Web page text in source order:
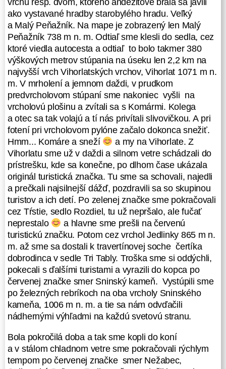
to a rozhodli sme sa vyraziť ešte cca
2km smerom k zemľanke č.2, ktorá
sa nachádza už vo vojenskom
priestore. Rozhodli sme sa aj preto,
lebo sme dúfali, že keď od polnoci
strielať nebudú (podľa plánu) tak už
v týchto miestach nebudú, ale aj
preto, aby sme ušetrili čas
z druhého dňa, ktorý vyzeral byť
o dosť náročný ako tento, piatkový.
Nakoniec sme okolo 15 30 dorazili
cez Pirnagov vrch, na miesto prvého
nocľahu. Čo s načatým večerom
resp. popoludním? Hádam
nepôjdeme spať tak skoro! Tak sme
zrobili oheň, ktorý veru nešiel ľahko
zapáliť, drevo bolo relatívne suché,
ale navlhnuté chladom. Postavili
sme stan, niektorí vybalili len vrecia,
nafúkali karimatky, rozbalili spacáky
a sedeli pri ohníku vééééľmi dlho,
jedli a popíjali a hlavne zmenšovali
záťaže v batohoch a menili na
odpadky (berieme vždy so sebou!).
Pre istotu sme pred spaním zavesili
tašky s jedlom a aj vrecko
s odpadkami na vysoký strom
a zahájili okolo 22 00 zaslúžený
spánok.
2.Etapa: Zemľanka II – Kyjov –
Peňažník – Vihorlat – Sninský
vrchu resp. dvom, ktorého andezitové bralá sa javili
ako vystavané hradby starobylého hradu. Veľký
a Malý Peňažník. Na mape je zobrazený len Malý
Peňažník 738 m n. m. Odtiaľ sme klesli do sedla, cez
ktoré viedla autocesta a odtiaľ to bolo takmer 380
výškových metrov stúpania na úseku len 2,2 km na
najvyšší vrch Vihorlatských vrchov, Vihorlat 1071 m n.
m. V mrholení a jemnom daždi, v prudkom
predvrcholovom stúpaní sme nakoniec vyšli na
vrcholovú plošinu a zvítali sa s Komármi. Kolega
a otec sa tak volajú a tí nás privítali slivovičkou. A pri
fotení pri vrcholovom pylóne začalo dokonca snežiť.
Hmm... Komáre a sneží
a my na Vihorlate. Z
Vihorlatu sme už v daždi a silnom vetre schádzali do
prístrešku, kde sa konečne, po dlhom čase ukázala
originál turistická značka. Tu sme sa schovali, najedli
a prečkali najsilnejší dážď, pozdravili sa so skupinou
turistov a ich detí. Po zelenej značke sme pokračovali
cez Tŕstie, sedlo Rozdiel, tu už nepršalo, ale fučať
neprestalo
a hlavne sme prešli na červenú
turistickú značku. Potom cez vrchol Jedlinky 865 m n.
m. až sme sa dostali k travertínovej soche čertíka
dobrodinca v sedle Tri Tably. Troška sme si oddýchli,
pokecali s ďalšími turistami a vyrazili do kopca po
červenej značke smer Sninský kameň. Vystúpili sme
po železných rebríkoch na oba vrcholy Sninského
kameňa, 1006 m n. m. a tie sa nám odvďačili
nádhernými výhľadmi na každú svetovú stranu.
Bola pokročilá doba a tak sme kopli do koní
a v stálom chladnom vetre sme pokračovali rýchlym
tempom po červenej značke smer Nežabec,